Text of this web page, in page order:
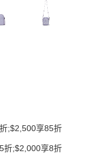
;$2,500享85折
折;$2,000享8折